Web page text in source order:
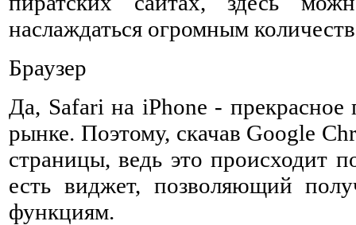
наслаждаться огромным
Браузер
Да, Safari на iPhone -
рынке. Поэтому, скачав Google
страницы, ведь это происходит
есть виджет, позволяющий
функциям.